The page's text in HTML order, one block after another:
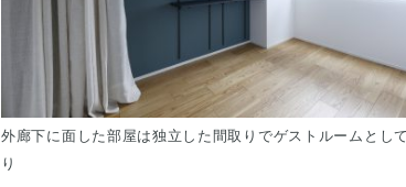
外廊下に面した部屋は独立した間取りでゲストルームとし
り